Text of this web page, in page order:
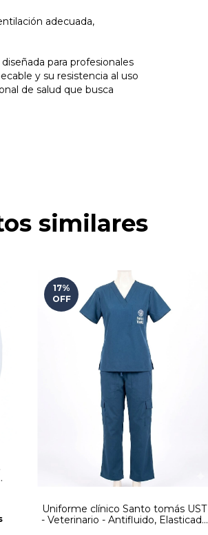
adecuada,
para profesionales
y su resistencia al uso
de salud que busca
similares
17%
OFF
Uniforme clínico Santo tomás UST
- Veterinario - Antifluido, Elasticado